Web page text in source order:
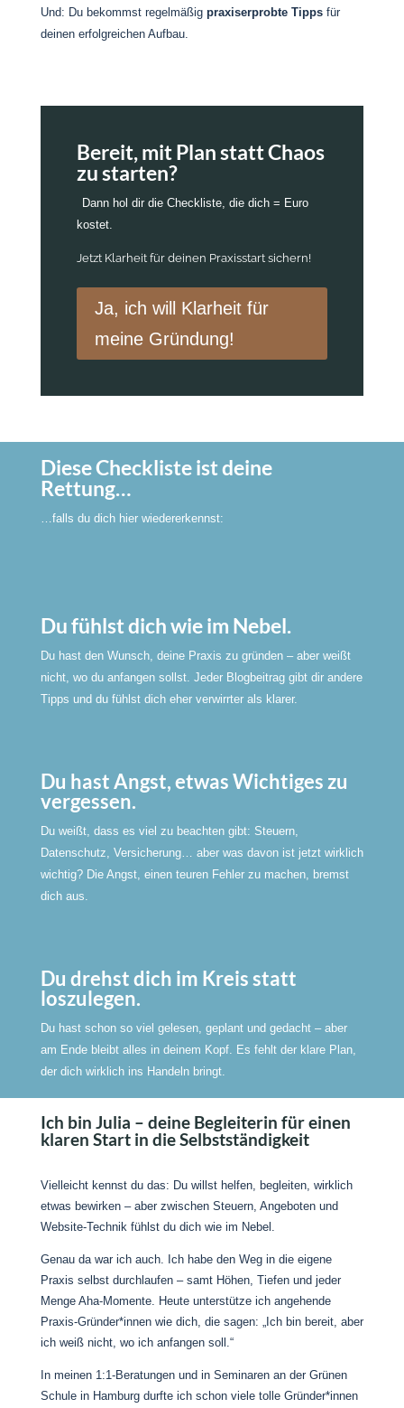
Und: Du bekommst regelmäßig praxiserprobte Tippsfür
deinen erfolgreichen Aufbau.
Bereit, mit Plan statt Chaos
zu starten?
Dann hol dir die Checkliste, die dich = Euro
kostet.
Jetzt Klarheit für deinen Praxisstart sichern!
Ja, ich will Klarheit für
meine Gründung!
Diese Checkliste ist deine
Rettung…
…falls du dich hier wiedererkennst:
Du fühlst dich wie im Nebel.
Du hast den Wunsch, deine Praxis zu gründen – aber weißt
nicht, wo du anfangen sollst. Jeder Blogbeitrag gibt dir andere
Tipps und du fühlst dich eher verwirrter als klarer.
Du hast Angst, etwas Wichtiges zu
vergessen.
Du weißt, dass es viel zu beachten gibt: Steuern,
Datenschutz, Versicherung… aber was davon ist jetzt wirklich
wichtig? Die Angst, einen teuren Fehler zu machen, bremst
dich aus.
Du drehst dich im Kreis statt
loszulegen.
Du hast schon so viel gelesen, geplant und gedacht – aber
am Ende bleibt alles in deinem Kopf. Es fehlt der klare Plan,
der dich wirklich ins Handeln bringt.
Ich bin Julia – deine Begleiterin für einen
klaren Start in die Selbstständigkeit
Vielleicht kennst du das: Du willst helfen, begleiten, wirklich
etwas bewirken – aber zwischen Steuern, Angeboten und
Website-Technik fühlst du dich wie im Nebel.
Genau da war ich auch. Ich habe den Weg in die eigene
Praxis selbst durchlaufen – samt Höhen, Tiefen und jeder
Menge Aha-Momente. Heute unterstütze ich angehende
Praxis-Gründer*innen wie dich, die sagen: „Ich bin bereit, aber
ich weiß nicht, wo ich anfangen soll.“
In meinen 1:1-Beratungen und in Seminaren an der Grünen
Schule in Hamburg durfte ich schon viele tolle Gründer*innen